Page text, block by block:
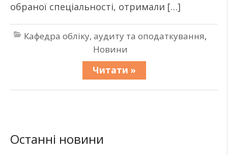
обраної спеціальності, отримали […]
Кафедра обліку, аудиту та оподаткування,
Новини
Читати »
Останні новини